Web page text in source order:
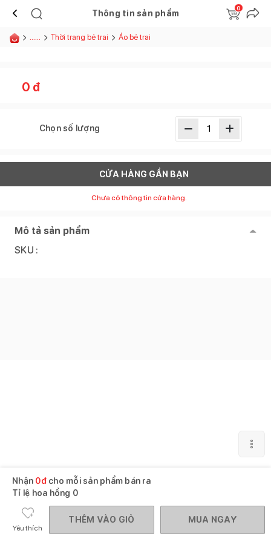
Thông tin sản phẩm
0
...... Thời trang bé trai Áo bé trai
0 đ
Chọn số lượng
CỬA HÀNG GẦN BẠN
Chưa có thông tin cửa hàng.
Mô tả sản phẩm
SKU :
Nhận 0đcho mỗi sản phẩm bán ra
Tỉ lệ hoa hồng 0
Yêu thích
THÊM VÀO GIỎ MUA NGAY